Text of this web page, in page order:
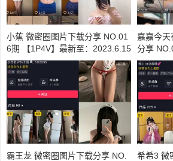
小蕉 微密圈图片下载分享 NO.01
6期 【1P4V】最新至：2023.6.15
嘉嘉今
分享
2024.6.3
霸王龙 微密圈图片下载分享 NO.
希希3 微